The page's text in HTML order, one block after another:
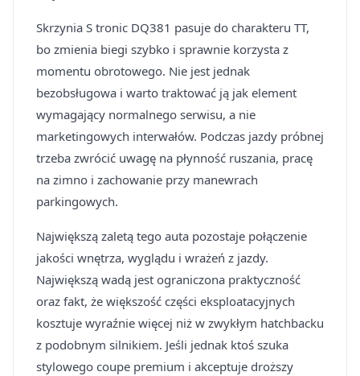
Skrzynia S tronic DQ381 pasuje do charakteru TT,
bo zmienia biegi szybko i sprawnie korzysta z
momentu obrotowego. Nie jest jednak
bezobsługowa i warto traktować ją jak element
wymagający normalnego serwisu, a nie
marketingowych interwałów. Podczas jazdy próbnej
trzeba zwrócić uwagę na płynność ruszania, pracę
na zimno i zachowanie przy manewrach
parkingowych.
Największą zaletą tego auta pozostaje połączenie
jakości wnętrza, wyglądu i wrażeń z jazdy.
Największą wadą jest ograniczona praktyczność
oraz fakt, że większość części eksploatacyjnych
kosztuje wyraźnie więcej niż w zwykłym hatchbacku
z podobnym silnikiem. Jeśli jednak ktoś szuka
stylowego coupe premium i akceptuje droższy